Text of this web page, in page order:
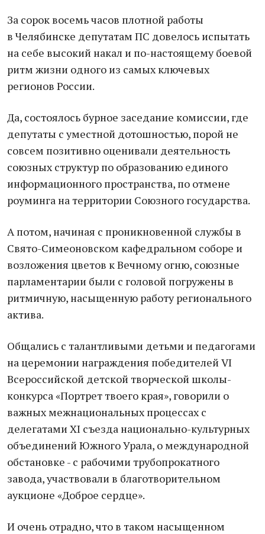
За сорок восемь часов плотной работы
в Челябинске депутатам ПС довелось испытать
на себе высокий накал и по-настоящему боевой
ритм жизни одного из самых ключевых
регионов России.
Да, состоялось бурное заседание комиссии, где
депутаты с уместной дотошностью, порой не
совсем позитивно оценивали деятельность
союзных структур по образованию единого
информационного пространства, по отмене
роуминга на территории Союзного государства.
А потом, начиная с проникновенной службы в
Свято-Симеоновском кафедральном соборе и
возложения цветов к Вечному огню, союзные
парламентарии были с головой погружены в
ритмичную, насыщенную работу регионального
актива.
Общались с талантливыми детьми и педагогами
на церемонии награждения победителей VI
Всероссийской детской творческой школы-
конкурса «Портрет твоего края», говорили о
важных межнациональных процессах с
делегатами ХI съезда национально-культурных
объединений Южного Урала, о международной
обстановке - с рабочими трубопрокатного
завода, участвовали в благотворительном
аукционе «Доброе сердце».
И очень отрадно, что в таком насыщенном